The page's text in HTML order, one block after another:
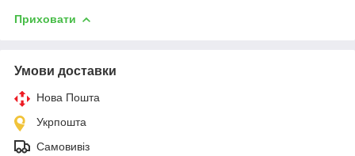
Приховати
Умови доставки
Нова Пошта
Укрпошта
Самовивіз